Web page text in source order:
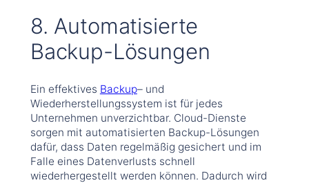
8. Automatisierte
Backup-Lösungen
Ein effektives Backup– und
Wiederherstellungssystem ist für jedes
Unternehmen unverzichtbar. Cloud-Dienste
sorgen mit automatisierten Backup-Lösungen
dafür, dass Daten regelmäßig gesichert und im
Falle eines Datenverlusts schnell
wiederhergestellt werden können. Dadurch wird